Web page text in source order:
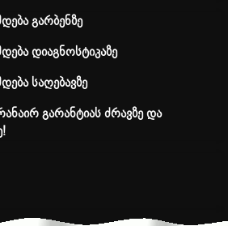
გარბენზე
დიაგნოსტიკაზე
საღებავზე
გარანტიას ძრავზე და